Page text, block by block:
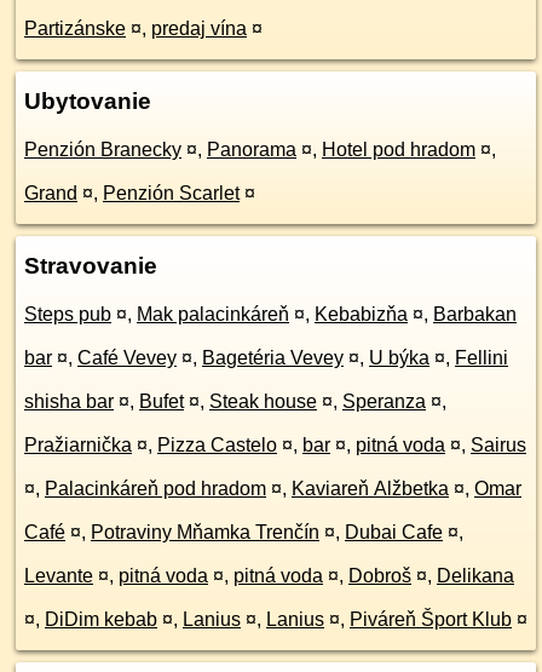
Partizánske ¤, predaj vína ¤
Ubytovanie
Penzión Branecky ¤, Panorama ¤, Hotel pod hradom ¤,
Grand ¤, Penzión Scarlet ¤
Stravovanie
Steps pub ¤, Mak palacinkáreň ¤, Kebabizňa ¤, Barbakan
bar ¤, Café Vevey ¤, Bagetéria Vevey ¤, U býka ¤, Fellini
shisha bar ¤, Bufet ¤, Steak house ¤, Speranza ¤,
Pražiarnička ¤, Pizza Castelo ¤, bar ¤, pitná voda ¤, Sairus
¤, Palacinkáreň pod hradom ¤, Kaviareň Alžbetka ¤, Omar
Café ¤, Potraviny Mňamka Trenčín ¤, Dubai Cafe ¤,
Levante ¤, pitná voda ¤, pitná voda ¤, Dobroš ¤, Delikana
¤, DiDim kebab ¤, Lanius ¤, Lanius ¤, Piváreň Šport Klub ¤